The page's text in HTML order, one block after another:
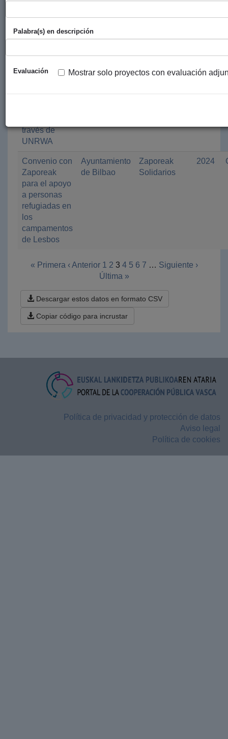
Palabra(s) en descripción
Evaluación Mostrar solo proyectos con evaluación
diciembre de
2024
respuesta a la
Humanitaria
través de
UNRWA
español
Convenio con
Zaporeak
para el apoyo
a personas
refugiadas en
los
campamentos
de Lesbos
Ayuntamiento
de Bilbao
Zaporeak
Solidarios
2024
« Primera ‹ Anterior 1 2 3 4 5 6 7 … Siguiente ›
Última »
Descargar estos datos en formato CSV
Copiar código para incrustar
Política de privacidad y protección de datos
Aviso legal
Política de cookies